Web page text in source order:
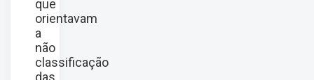
que
orientavam
a
não
classificação
das